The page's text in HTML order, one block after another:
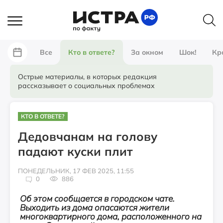
Все Кто в ответе? За окном Шок!
Острые материалы, в которых редакция
рассказывает о социальных проблемах
КТО В ОТВЕТЕ?
Дедовчанам на голову
падают куски плит
ПОНЕДЕЛЬНИК, 17 ФЕВ 2025, 11:55
0
886
Об этом сообщается в городском чате.
Выходить из дома опасаются жители
многоквартирного дома, расположенного на